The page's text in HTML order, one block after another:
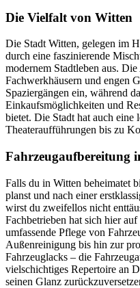
Die Vielfalt von Witten
Die Stadt Witten, gelegen im
durch eine faszinierende
modernem Stadtleben aus.
Fachwerkhäusern und engen
Spaziergängen ein, während
Einkaufsmöglichkeiten und
bietet. Die Stadt hat auch eine
Theateraufführungen bis zu
Fahrzeugaufbereitung
Falls du in Witten beheimatet
planst und nach einer
wirst du zweifellos nicht
Fachbetrieben hat sich hier
umfassende Pflege von
Außenreinigung bis hin zur
Fahrzeuglacks – die
vielschichtiges Repertoire an
seinen Glanz